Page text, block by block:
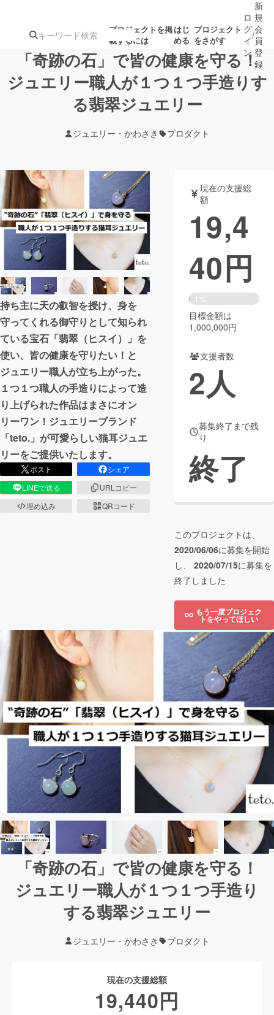
プロジェクトを掲
載するには
はじ
める
プロジェクト
をさがす
注目のリ 注目の新着プロ募集終了が近いプ
テクノロジー・ガジェット
映像・映画 書籍・雑誌
ビジネス・起業 チャレンジ
まちづくり・地域活性化
CAMPFIRE for Social Good
CAMPFIRE Creation
CAMPFIREふるさと納税
コミュニティ
ロ
グ
イ
ン
/
新
規
会
員
登
録
「奇跡の石」で皆の健康を守る！
ジュエリー職人が１つ１つ手造りす
る翡翠ジュエリー
ジュエリー・かわさき プロダクト
持ち主に天の叡智を授け、身を
守ってくれる御守りとして知られ
ている宝石「翡翠（ヒスイ）」を
使い、皆の健康を守りたい！と
ジュエリー職人が立ち上がった。
１つ１つ職人の手造りによって造
り上げられた作品はまさにオン
リーワン！ジュエリーブランド
「teto.」が可愛らしい猫耳ジュエ
リーをご提供いたします。
ポスト
シェア
LINEで送る
URLコピー
埋め込み
QRコード
現在の支援総
額
19,4
40円
1%
目標金額は
1,000,000円
支援者数
2人
募集終了まで残
り
終了
このプロジェクトは、
2020/06/06に募集を開始
し、 2020/07/15に募集を
終了しました
もう一度プロジェク
トをやってほしい
「奇跡の石」で皆の健康を守る！
ジュエリー職人が１つ１つ手造り
する翡翠ジュエリー
ジュエリー・かわさき プロダクト
現在の支援総額
19,440円